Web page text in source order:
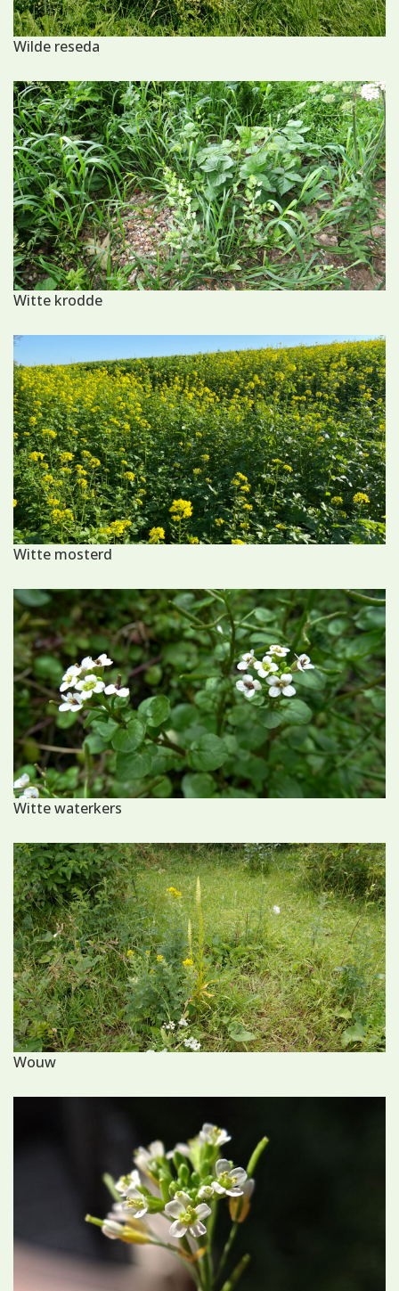
Wilde reseda
Witte krodde
Witte mosterd
Witte waterkers
Wouw